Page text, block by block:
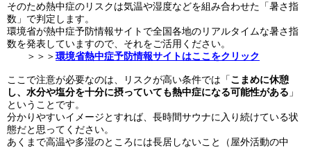
そのため熱中症のリスクは気温や湿度などを組み合わせた「暑さ指
数」で判定します。
環境省が熱中症予防情報サイトで全国各地のリアルタイムな暑さ指
数を発表していますので、それをご活用ください。
＞＞＞環境省熱中症予防情報サイトはここをクリック
ここで注意が必要なのは、リスクが高い条件では「こまめに休憩
し、水分や塩分を十分に摂っていても熱中症になる可能性がある 」
ということです。
分かりやすいイメージとすれば、長時間サウナに入り続けている状
態だと思ってください。
あくまで高温や多湿のところには長居しないこと（屋外活動の中